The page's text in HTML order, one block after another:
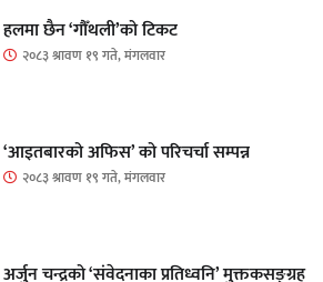
हलमा छैन ‘गौँथली’को टिकट
२०८३ श्रावण १९ गते, मंगलवार
‘आइतबारको अफिस’ को परिचर्चा सम्पन्न
२०८३ श्रावण १९ गते, मंगलवार
अर्जुन चन्द्रको ‘संवेदनाका प्रतिध्वनि’ मुक्तकसङ्ग्रह